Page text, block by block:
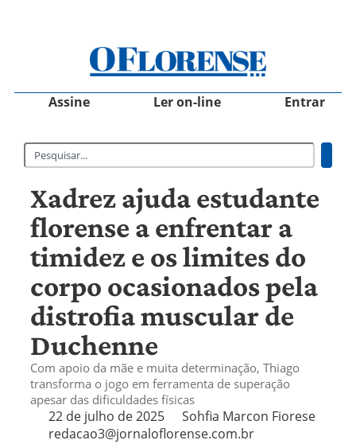
Assine Ler on-line Entrar
Xadrez ajuda estudante
florense a enfrentar a
timidez e os limites do
corpo ocasionados pela
distrofia muscular de
Duchenne
Com apoio da mãe e muita determinação, Thiago
transforma o jogo em ferramenta de superação
apesar das dificuldades físicas
22 de julho de 2025
Sohfia Marcon Fiorese
redacao3@jornaloflorense.com.br